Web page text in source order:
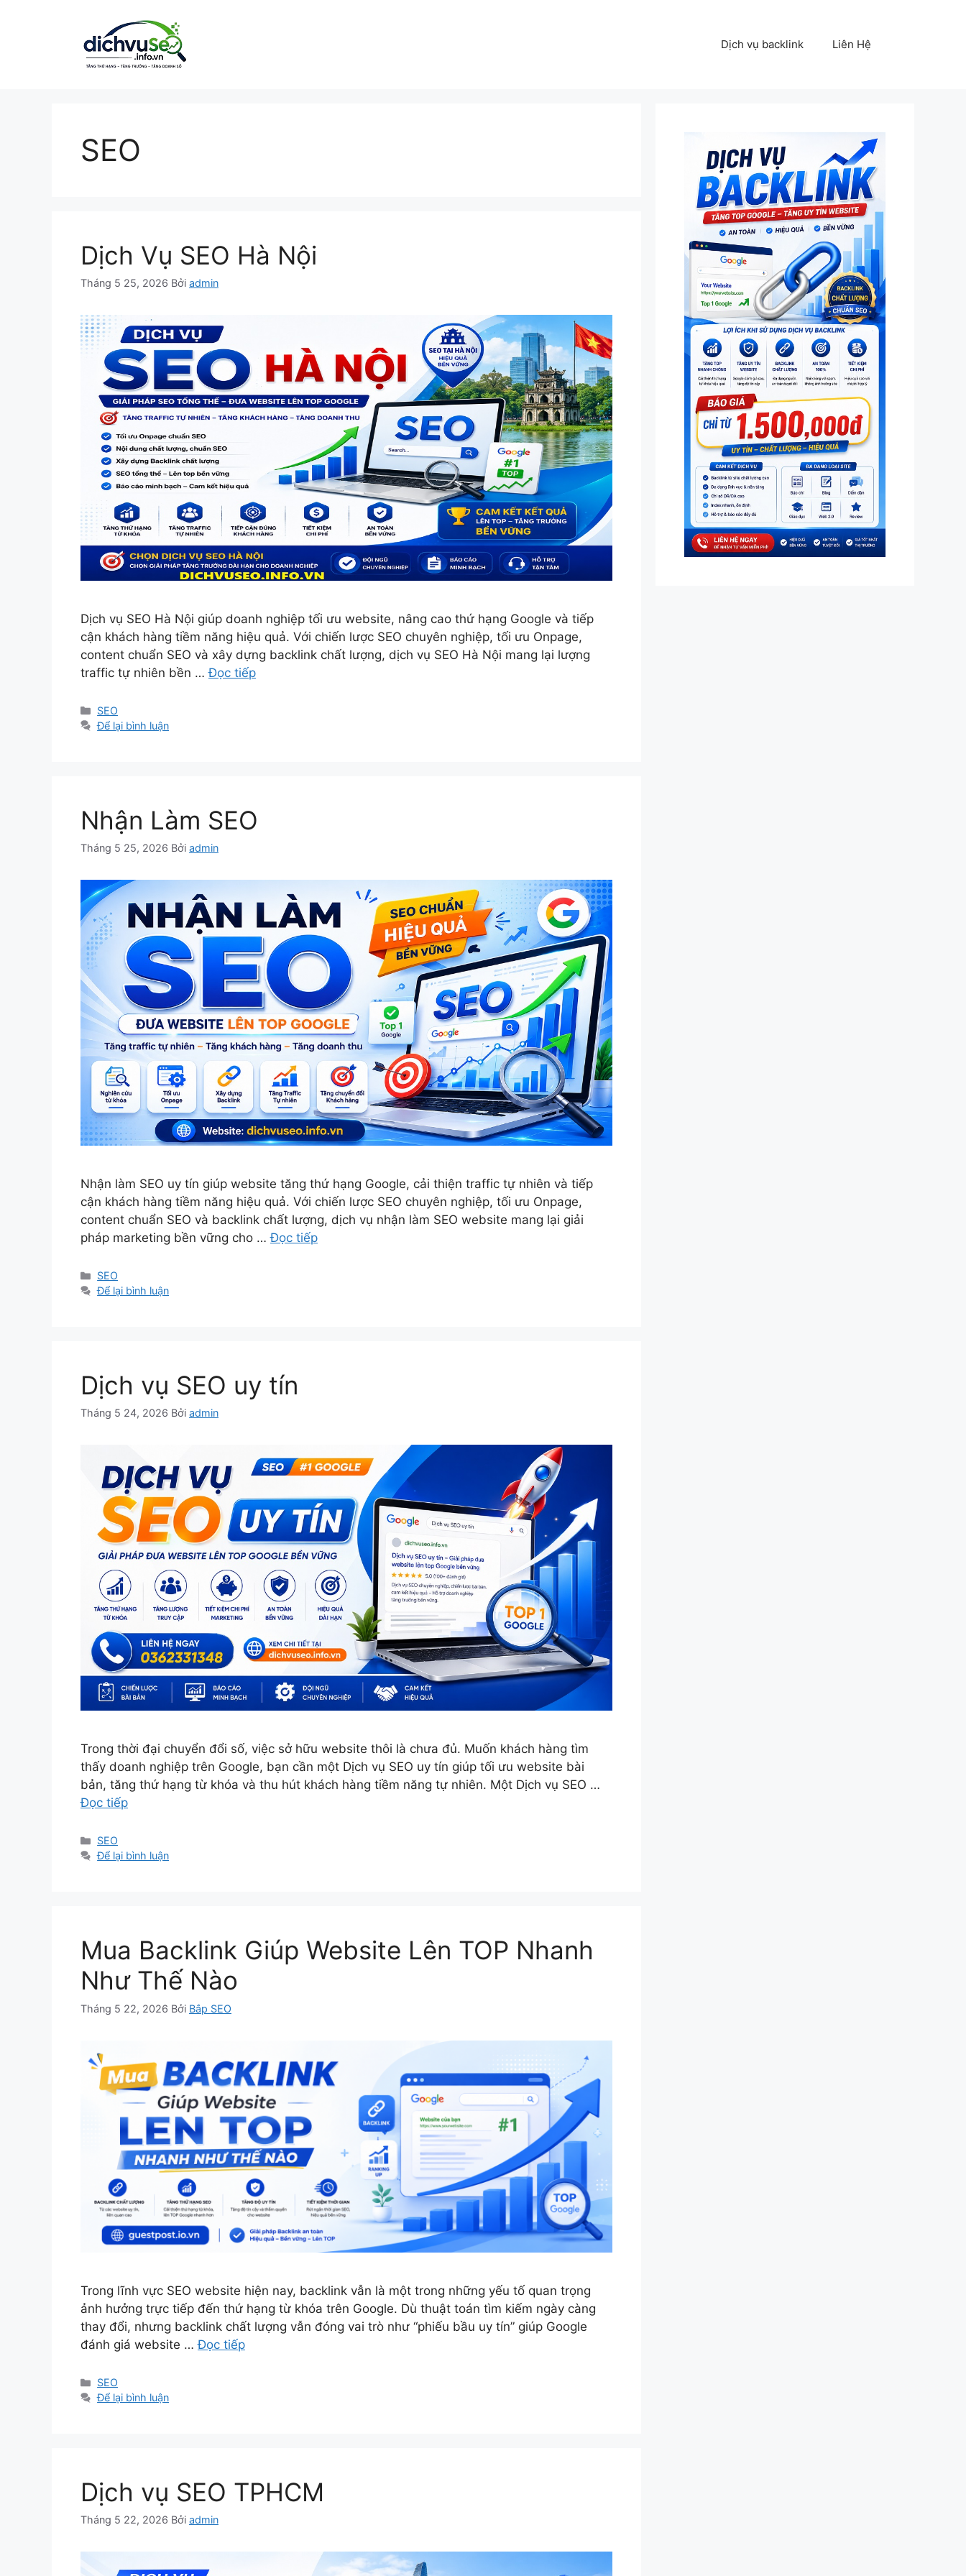
Dịch vụ backlink Liên Hệ
SEO
Dịch Vụ SEO Hà Nội
Tháng 5 25, 2026 Bởi admin
Dịch vụ SEO Hà Nội giúp doanh nghiệp tối ưu website, nâng cao thứ hạng Google và tiếp
cận khách hàng tiềm năng hiệu quả. Với chiến lược SEO chuyên nghiệp, tối ưu Onpage,
content chuẩn SEO và xây dựng backlink chất lượng, dịch vụ SEO Hà Nội mang lại lượng
traffic tự nhiên bền …Đọc tiếp
Danh
mục
SEO
Để lại bình luận
Nhận Làm SEO
Tháng 5 25, 2026 Bởi admin
Nhận làm SEO uy tín giúp website tăng thứ hạng Google, cải thiện traffic tự nhiên và tiếp
cận khách hàng tiềm năng hiệu quả. Với chiến lược SEO chuyên nghiệp, tối ưu Onpage,
content chuẩn SEO và backlink chất lượng, dịch vụ nhận làm SEO website mang lại giải
pháp marketing bền vững cho …Đọc tiếp
Danh
mục
SEO
Để lại bình luận
Dịch vụ SEO uy tín
Tháng 5 24, 2026 Bởi admin
Trong thời đại chuyển đổi số, việc sở hữu website thôi là chưa đủ. Muốn khách hàng tìm
thấy doanh nghiệp trên Google, bạn cần một Dịch vụ SEO uy tín giúp tối ưu website bài
bản, tăng thứ hạng từ khóa và thu hút khách hàng tiềm năng tự nhiên. Một Dịch vụ SEO …
Đọc tiếp
Danh
mục
SEO
Để lại bình luận
Mua Backlink Giúp Website Lên TOP Nhanh
Như Thế Nào
Tháng 5 22, 2026 Bởi Bắp SEO
Trong lĩnh vực SEO website hiện nay, backlink vẫn là một trong những yếu tố quan trọng
ảnh hưởng trực tiếp đến thứ hạng từ khóa trên Google. Dù thuật toán tìm kiếm ngày càng
thay đổi, nhưng backlink chất lượng vẫn đóng vai trò như “phiếu bầu uy tín” giúp Google
đánh giá website …Đọc tiếp
Danh
mục
SEO
Để lại bình luận
Dịch vụ SEO TPHCM
Tháng 5 22, 2026 Bởi admin